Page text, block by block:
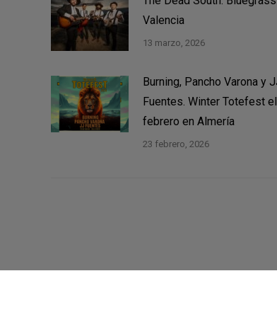
Valencia
13 marzo, 2026
Burning, Pancho Varona y
Fuentes. Winter Totefest
febrero en Almería
23 febrero, 2026